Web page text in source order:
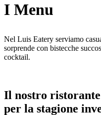
I Menu
Nel Luis Eatery serviamo
sorprende con bistecche
cocktail.
Il nostro
per la stagione